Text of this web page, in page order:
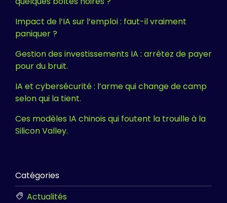
Impact de l’IA sur l’emploi : faut-il vraiment
paniquer ?
Gestion des investissements IA : arrêtez de payer
pour du bruit.
IA et cybersécurité : l’arme qui change de camp
selon qui la tient.
Ces modèles IA chinois qui foutent la trouille à la
Silicon Valley.
Catégories
Actualités